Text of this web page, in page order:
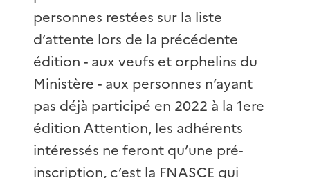
personnes restées sur la liste
d’attente lors de la précédente
édition - aux veufs et orphelins du
Ministère - aux personnes n’ayant
pas déjà participé en 2022 à la 1ere
édition Attention, les adhérents
intéressés ne feront qu’une pré-
inscription, c’est la FNASCE qui